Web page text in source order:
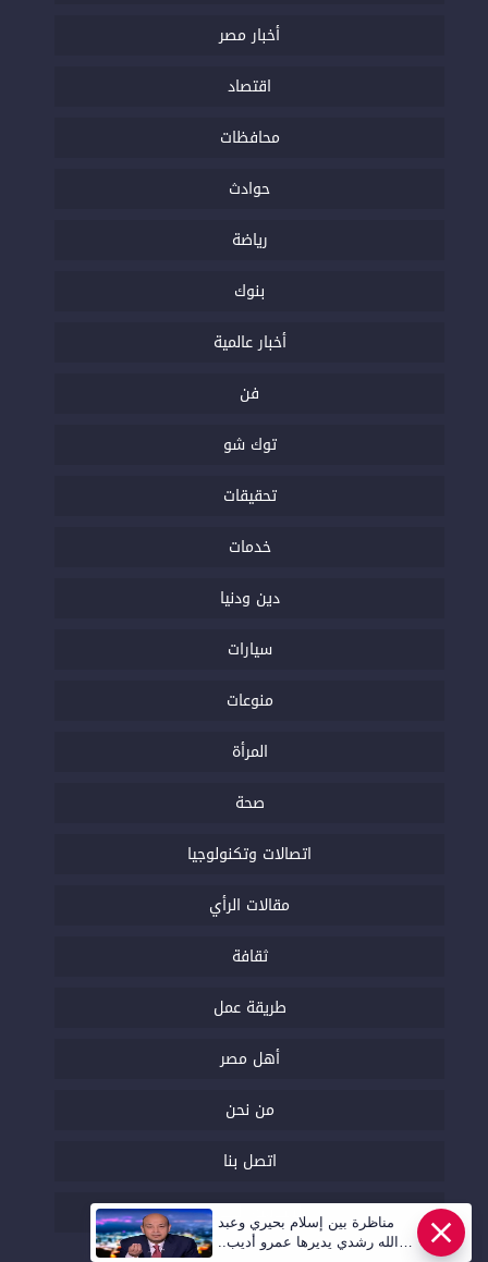
أخبار مصر
اقتصاد
محافظات
حوادث
رياضة
بنوك
أخبار عالمية
فن
توك شو
تحقيقات
خدمات
دين ودنيا
سيارات
منوعات
المرأة
صحة
اتصالات وتكنولوجيا
مقالات الرأي
ثقافة
طريقة عمل
أهل مصر
من نحن
اتصل بنا
السياسة التحريرية
مناظرة بين إسلام بحيري وعبد
الله رشدي يديرها عمرو أديب..